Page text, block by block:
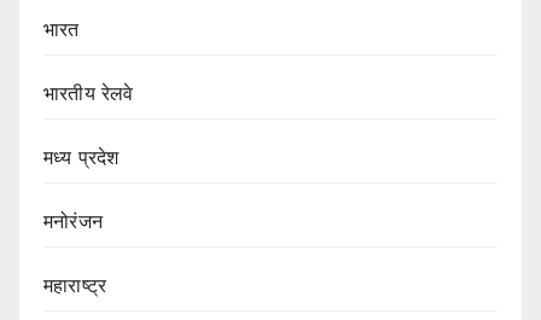
भारत
भारतीय रेलवे
मध्य प्रदेश
मनोरंजन
महाराष्ट्र